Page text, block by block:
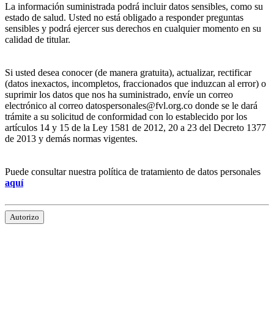
La información suministrada podrá incluir datos sensibles, como su
estado de salud. Usted no está obligado a responder preguntas
sensibles y podrá ejercer sus derechos en cualquier momento en su
calidad de titular.
Si usted desea conocer (de manera gratuita), actualizar, rectificar
(datos inexactos, incompletos, fraccionados que induzcan al error) o
suprimir los datos que nos ha suministrado, envíe un correo
electrónico al correo datospersonales@fvl.org.co donde se le dará
trámite a su solicitud de conformidad con lo establecido por los
artículos 14 y 15 de la Ley 1581 de 2012, 20 a 23 del Decreto 1377
de 2013 y demás normas vigentes.
Puede consultar nuestra política de tratamiento de datos personales
aquí
Autorizo